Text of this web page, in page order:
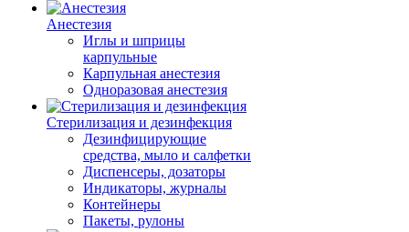
Анестезия
Иглы и шприцы
карпульные
Карпульная анестезия
Одноразовая анестезия
Стерилизация и дезинфекция
Дезинфицирующие
средства, мыло и салфетки
Диспенсеры, дозаторы
Индикаторы, журналы
Контейнеры
Пакеты, рулоны